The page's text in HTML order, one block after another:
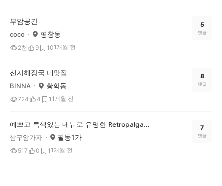
부암공간
coco 평창동
2천 9 101개월 전
5
댓글
선지해장국 대맛집
BINNA 황학동
724 4 1 1개월 전
8
댓글
예쁘고 특색있는 메뉴로 유명한 Retropalga(커피 로스터스)
삼구암가자 필동1가
517 0 1 1개월 전
7
댓글